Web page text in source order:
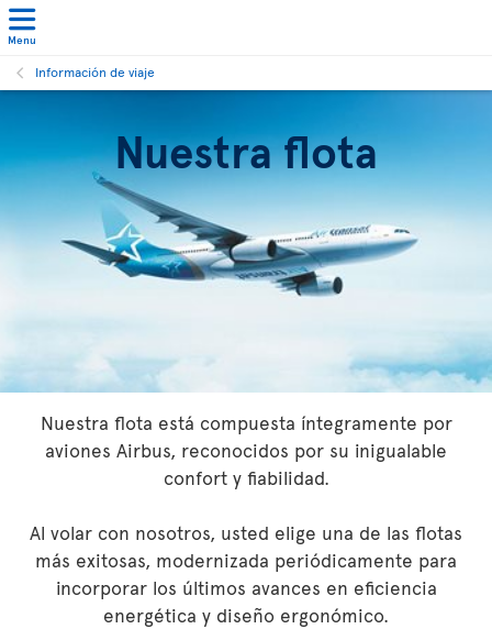
Menu
Información de viaje
Nuestra flota
Nuestra flota está compuesta íntegramente por
aviones Airbus, reconocidos por su inigualable
confort y fiabilidad.
Al volar con nosotros, usted elige una de las flotas
más exitosas, modernizada periódicamente para
incorporar los últimos avances en eficiencia
energética y diseño ergonómico.